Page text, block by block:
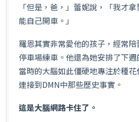
「但是，爸，」蕾妮說，「我才
能自己開車。」
羅恩其實非常愛他的孩子，經常
停車場練車。他還為她安排了下
當時的大腦如此僵硬地專注於種
連接到DMN中那些歷史事實。
這是大腦網路卡住了。